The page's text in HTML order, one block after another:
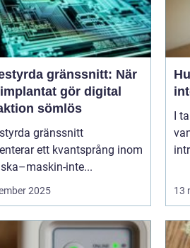
gränssnitt: När
gör digital
sömlös
gränssnitt
ett kvantsprång inom
inte...
2025
I
13